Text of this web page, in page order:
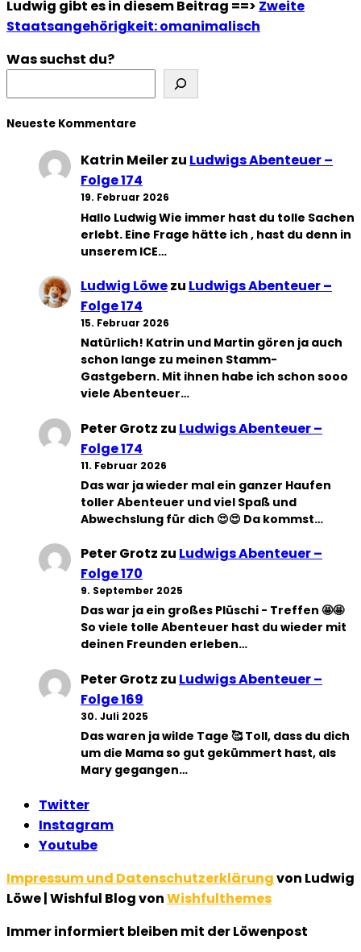
Ludwig gibt es in diesem Beitrag ==> Zweite
Staatsangehörigkeit: omanimalisch
Was suchst du?
Neueste Kommentare
Katrin Meilerzu Ludwigs Abenteuer –
Folge 174
19. Februar 2026
Hallo Ludwig Wie immer hast du tolle Sachen
erlebt. Eine Frage hätte ich , hast du denn in
unserem ICE…
Ludwig Löwezu Ludwigs Abenteuer –
Folge 174
15. Februar 2026
Natürlich! Katrin und Martin gören ja auch
schon lange zu meinen Stamm-
Gastgebern. Mit ihnen habe ich schon sooo
viele Abenteuer…
Peter Grotz zu Ludwigs Abenteuer –
Folge 174
11. Februar 2026
Das war ja wieder mal ein ganzer Haufen
toller Abenteuer und viel Spaß und
Abwechslung für dich 😍😍 Da kommst…
Peter Grotz zu Ludwigs Abenteuer –
Folge 170
9. September 2025
Das war ja ein großes Plüschi - Treffen 🤩🤩
So viele tolle Abenteuer hast du wieder mit
deinen Freunden erleben…
Peter Grotz zu Ludwigs Abenteuer –
Folge 169
30. Juli 2025
Das waren ja wilde Tage 🥰 Toll, dass du dich
um die Mama so gut gekümmert hast, als
Mary gegangen…
Twitter
Instagram
Youtube
Impressum und Datenschutzerklärungvon Ludwig
Löwe | Wishful Blog vonWishfulthemes
Immer informiert bleiben mit der Löwenpost